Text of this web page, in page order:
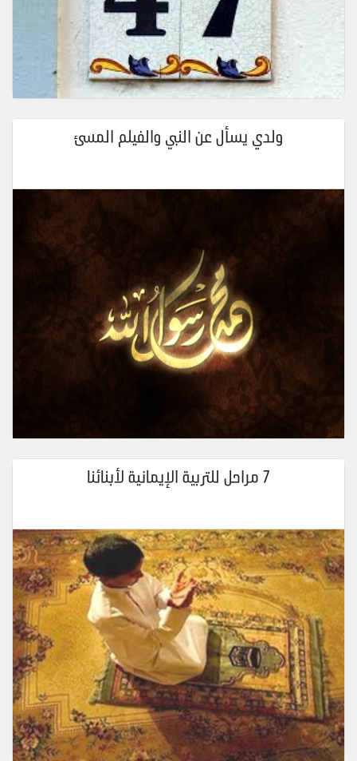
ولدي يسأل عن النبي والفيلم المسئ
7 مراحل للتربية الإيمانية لأبنائنا